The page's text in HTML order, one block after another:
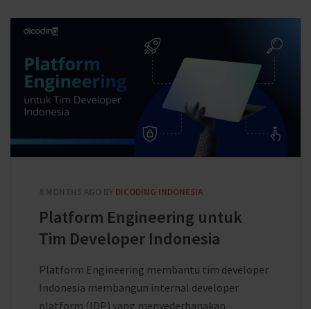
8 MONTHS AGO BY DICODING INDONESIA
Platform Engineering untuk
Tim Developer Indonesia
Platform Engineering membantu tim developer
Indonesia membangun internal developer
platform (IDP) yang menyederhanakan